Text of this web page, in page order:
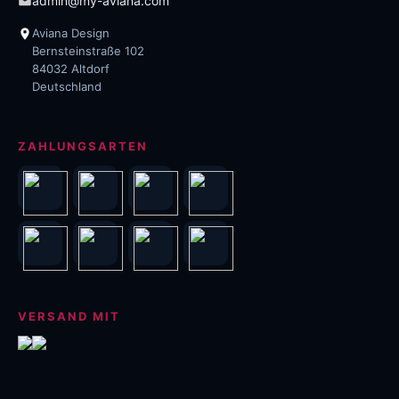
Aviana Design
Bernsteinstraße 102
84032 Altdorf
Deutschland
ZAHLUNGSARTEN
VERSAND MIT